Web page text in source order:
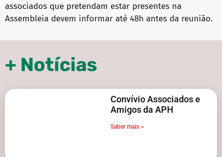
associados que pretendam estar presentes na
Assembleia devem informar até 48h antes da reunião.
+ Notícias
Convívio Associados e
Amigos da APH
Saber mais >